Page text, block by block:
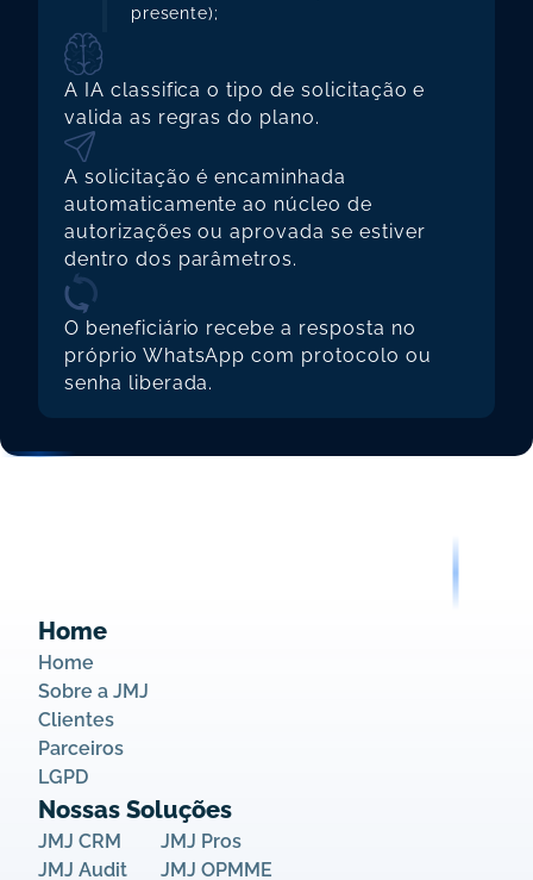
presente);
A IA classifica o tipo de solicitação e
valida as regras do plano.
A solicitação é encaminhada
automaticamente ao núcleo de
autorizações ou aprovada se estiver
dentro dos parâmetros.
O beneficiário recebe a resposta no
próprio WhatsApp com protocolo ou
senha liberada.
Home
Home
Sobre a JMJ
Clientes
Parceiros
LGPD
Nossas Soluções
JMJ CRM
JMJ Audit
JMJ Pros
JMJ OPMME